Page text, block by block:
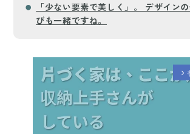
「少ない要素で美しく」。 デザイン
びも一緒ですね。
arrow_forward_ios